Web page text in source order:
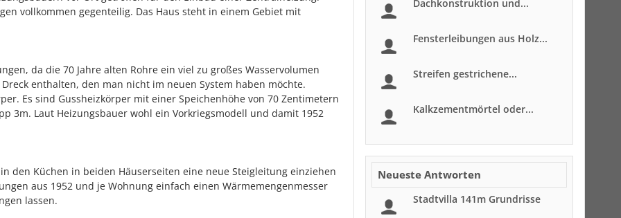
vollkommen gegenteilig. Das Haus steht in einem Gebiet mit
da die 70 Jahre alten Rohre ein viel zu großes Wasservolumen
enthalten, den man nicht im neuen System haben möchte.
Es sind Gussheizkörper mit einer Speichenhöhe von 70 Zentimetern
3m. Laut Heizungsbauer wohl ein Vorkriegsmodell und damit 1952
den Küchen in beiden Häuserseiten eine neue Steigleitung einziehen
aus 1952 und je Wohnung einfach einen Wärmemengenmesser
lassen.
Dachkonstruktion und...
Fensterleibungen aus Holz...
Streifen gestrichene...
Kalkzementmörtel oder...
Neueste Antworten
Stadtvilla 141m Grundrisse